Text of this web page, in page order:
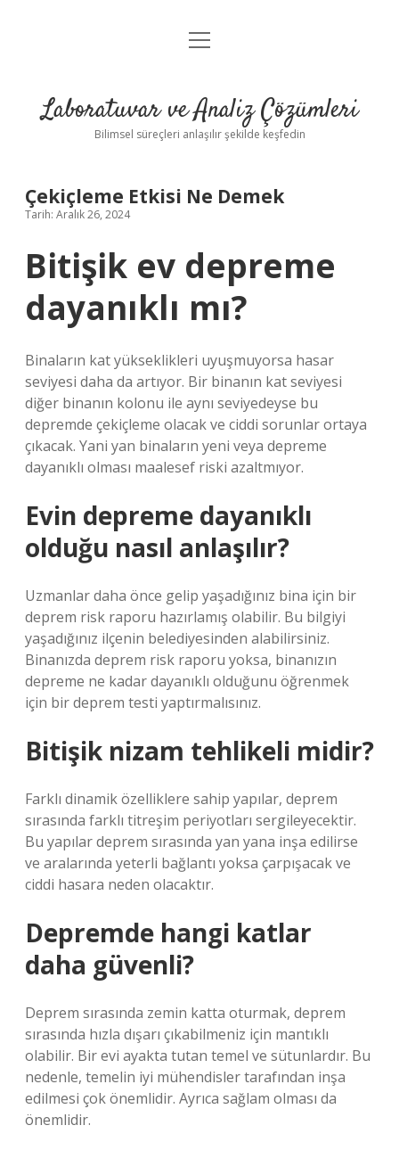
Anasayfa
Yasal Uyarı
menüyü
Laboratuvar ve Analiz Çözümleri
Bilimsel süreçleri anlaşılır şekilde keşfedin
Çekiçleme Etkisi Ne Demek
Tarih: Aralık 26, 2024
Bitişik ev depreme
dayanıklı mı?
Binaların kat yükseklikleri uyuşmuyorsa hasar
seviyesi daha da artıyor. Bir binanın kat seviyesi
diğer binanın kolonu ile aynı seviyedeyse bu
depremde çekiçleme olacak ve ciddi sorunlar ortaya
çıkacak. Yani yan binaların yeni veya depreme
dayanıklı olması maalesef riski azaltmıyor.
Evin depreme dayanıklı
olduğu nasıl anlaşılır?
Uzmanlar daha önce gelip yaşadığınız bina için bir
deprem risk raporu hazırlamış olabilir. Bu bilgiyi
yaşadığınız ilçenin belediyesinden alabilirsiniz.
Binanızda deprem risk raporu yoksa, binanızın
depreme ne kadar dayanıklı olduğunu öğrenmek
için bir deprem testi yaptırmalısınız.
Bitişik nizam tehlikeli midir?
Farklı dinamik özelliklere sahip yapılar, deprem
sırasında farklı titreşim periyotları sergileyecektir.
Bu yapılar deprem sırasında yan yana inşa edilirse
ve aralarında yeterli bağlantı yoksa çarpışacak ve
ciddi hasara neden olacaktır.
Depremde hangi katlar
daha güvenli?
Deprem sırasında zemin katta oturmak, deprem
sırasında hızla dışarı çıkabilmeniz için mantıklı
olabilir. Bir evi ayakta tutan temel ve sütunlardır. Bu
nedenle, temelin iyi mühendisler tarafından inşa
edilmesi çok önemlidir. Ayrıca sağlam olması da
önemlidir.